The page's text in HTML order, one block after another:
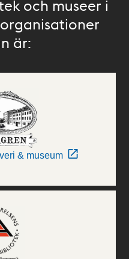
och museer i
är:
& museum